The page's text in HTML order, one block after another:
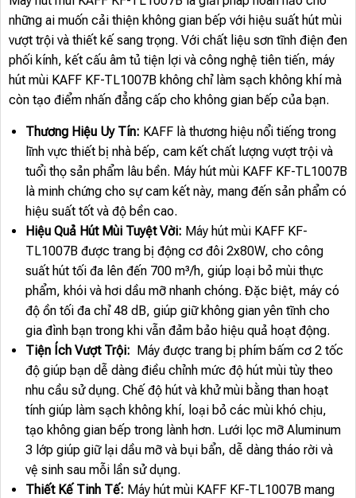
những ai muốn cải thiện không gian bếp với hiệu suất hút mùi
vượt trội và thiết kế sang trọng. Với chất liệu sơn tĩnh điện đen
phối kính, kết cấu âm tủ tiện lợi và công nghệ tiên tiến, máy
hút mùi KAFF KF-TL1007B không chỉ làm sạch không khí mà
còn tạo điểm nhấn đẳng cấp cho không gian bếp của bạn.
Thương Hiệu Uy Tín: KAFF là thương hiệu nổi tiếng trong
lĩnh vực thiết bị nhà bếp, cam kết chất lượng vượt trội và
tuổi thọ sản phẩm lâu bền. Máy hút mùi KAFF KF-TL1007B
là minh chứng cho sự cam kết này, mang đến sản phẩm có
hiệu suất tốt và độ bền cao.
Hiệu Quả Hút Mùi Tuyệt Vời: Máy hút mùi KAFF KF-
TL1007B được trang bị động cơ đôi 2x80W, cho công
suất hút tối đa lên đến 700 m³/h, giúp loại bỏ mùi thực
phẩm, khói và hơi dầu mỡ nhanh chóng. Đặc biệt, máy có
độ ồn tối đa chỉ 48 dB, giúp giữ không gian yên tĩnh cho
gia đình bạn trong khi vẫn đảm bảo hiệu quả hoạt động.
Tiện Ích Vượt Trội: Máy được trang bị phím bấm cơ 2 tốc
độ giúp bạn dễ dàng điều chỉnh mức độ hút mùi tùy theo
nhu cầu sử dụng. Chế độ hút và khử mùi bằng than hoạt
tính giúp làm sạch không khí, loại bỏ các mùi khó chịu,
tạo không gian bếp trong lành hơn. Lưới lọc mỡ Aluminum
3 lớp giúp giữ lại dầu mỡ và bụi bẩn, dễ dàng tháo rời và
vệ sinh sau mỗi lần sử dụng.
Thiết Kế Tinh Tế: Máy hút mùi KAFF KF-TL1007B mang